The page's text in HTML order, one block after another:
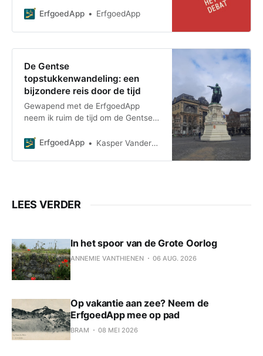
standbeeld van Leopold II
ErfgoedApp ErfgoedApp
De Gentse
topstukkenwandeling: een
bijzondere reis door de tijd
Gewapend met de ErfgoedApp
neem ik ruim de tijd om de Gentse
proberen. Deze erfgoedwandeling is
Archief Gent, dat je aan de hand
Met veel nieuwsgierigheid begin ik
ErfgoedApp Kasper Vanderzeypen
LEES VERDER
In het spoor van de Grote Oorlog
ANNEMIE VANTHIENEN 06 AUG. 2026
Op vakantie aan zee? Neem de
ErfgoedApp mee op pad
BRAM 08 MEI 2026